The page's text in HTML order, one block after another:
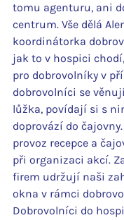
tomu agenturu, ani
centrum. Vše dělá
koordinátorka
jak to v hospici
pro dobrovolníky v
dobrovolníci se
lůžka, povídají si s
doprovází do
provoz recepce a
při organizaci akcí.
firem udržují naši
okna v rámci
Dobrovolníci do